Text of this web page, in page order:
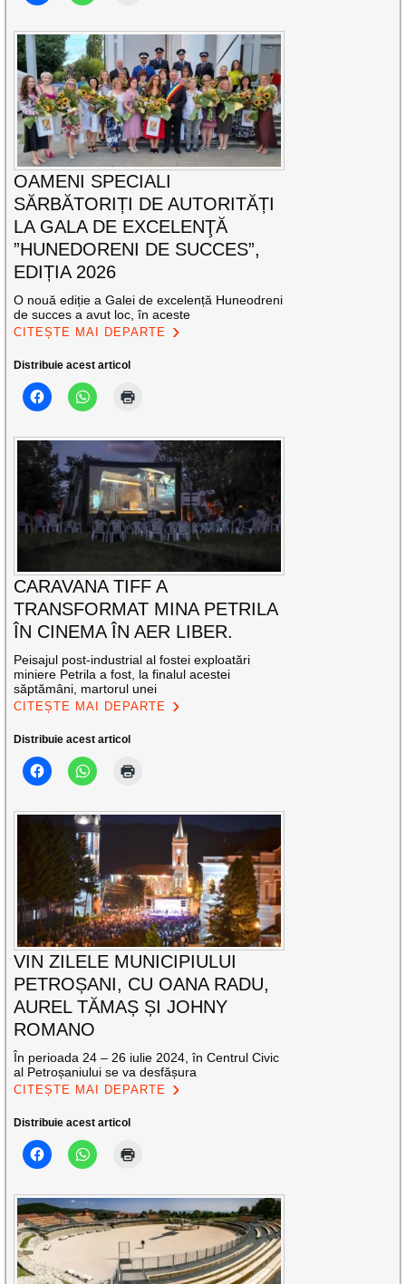
OAMENI SPECIALI
SĂRBĂTORIȚI DE AUTORITĂȚI
LA GALA DE EXCELENŢĂ
”HUNEDORENI DE SUCCES”,
EDIȚIA 2026
O nouă ediție a Galei de excelență Huneodreni
de succes a avut loc, în aceste
CITEȘTE MAI DEPARTE
Distribuie acest articol
CARAVANA TIFF A
TRANSFORMAT MINA PETRILA
ÎN CINEMA ÎN AER LIBER.
Peisajul post-industrial al fostei exploatări
miniere Petrila a fost, la finalul acestei
săptămâni, martorul unei
CITEȘTE MAI DEPARTE
Distribuie acest articol
VIN ZILELE MUNICIPIULUI
PETROȘANI, CU OANA RADU,
AUREL TĂMAȘ ȘI JOHNY
ROMANO
În perioada 24 – 26 iulie 2024, în Centrul Civic
al Petroșaniului se va desfășura
CITEȘTE MAI DEPARTE
Distribuie acest articol